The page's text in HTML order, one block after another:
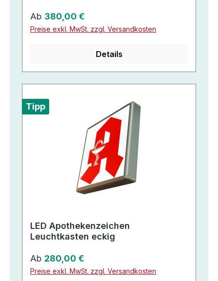
Regulärer Preis:
Ab 380,00 €
Preise exkl. MwSt. zzgl. Versandkosten
Details
Tipp
LED Apothekenzeichen
Leuchtkasten eckig
Regulärer Preis:
Ab 280,00 €
Preise exkl. MwSt. zzgl. Versandkosten